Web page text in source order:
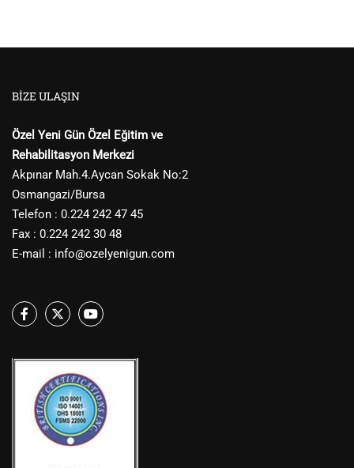
BIZE ULAŞIN
Özel Yeni Gün Özel Eğitim ve
Rehabilitasyon Merkezi
Akpınar Mah.4.Aycan Sokak No:2
Osmangazi/Bursa
Telefon : 0.224 242 47 45
Fax : 0.224 242 30 48
E-mail : info@ozelyenigun.com